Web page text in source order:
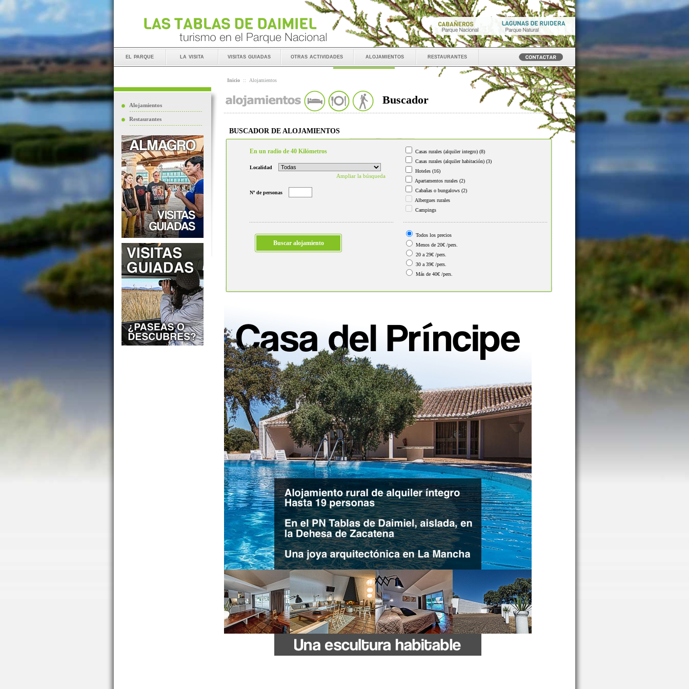
el parque la visita visitas guiadas otras actividades alojamientos restaurantes
Alojamientos
Restaurantes
Inicio :: Alojamientos
Buscador
BUSCADOR DE ALOJAMIENTOS
En un radio de 40 Kilómetros
Localidad
Ampliar la búsqueda
Nº de personas
Casas rurales (alquiler integro) (8)
Casas rurales (alquiler habitación) (3)
Hoteles (16)
Apartamentos rurales (2)
Cabañas o bungalows (2)
Albergues rurales
Campings
Todos los precios
Menos de 20€ /pers.
20 a 29€ /pers.
30 a 39€ /pers.
Más de 40€ /pers.